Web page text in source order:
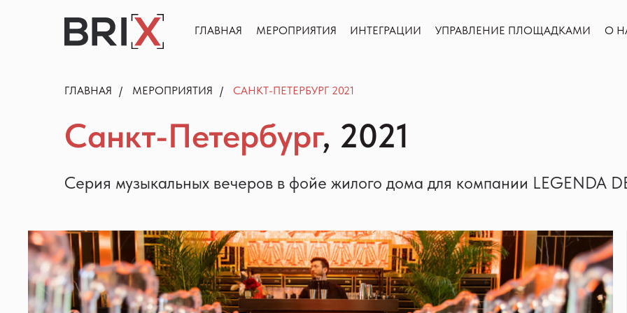
ГЛАВНАЯ МЕРОПРИЯТИЯ ИНТЕГРАЦИИ УПРАВЛЕНИЕ ПЛОЩАДКАМИ О
ГЛАВНАЯ МЕРОПРИЯТИЯ ИНТЕГРАЦИИ УПРАВЛЕНИЕ ПЛОЩАДКАМИ О
ГЛАВНАЯ / МЕРОПРИЯТИЯ / САНКТ-ПЕТЕРБУРГ 2021
Санкт-Петербург, 2021
Серия музыкальных вечеров в фойе жилого дома для компании LEGENDA